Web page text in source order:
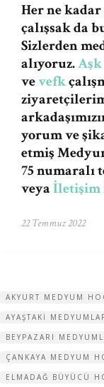
Her ne kadar
çalışsak da
Sizlerden
alıyoruz.
vevefk
yorum ve
etmiş
75 numaralı
veyaİletişim
22 Temmuz 2022
AKYURT MEDYUM
AYAŞTAKI
BEYPAZARI
ÇANKAYA MEDYUM
ELMADAĞ BÜYÜCÜ